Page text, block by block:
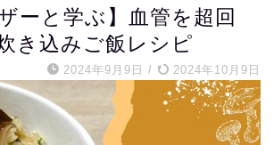
ーと学ぶ】血管を超回
き込みご飯レシピ
2024年9月9日 / 2024年10月9日